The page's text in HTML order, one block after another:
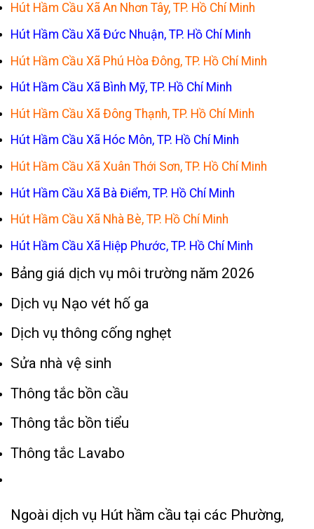
Hút Hầm Cầu Xã An Nhơn Tây, TP. Hồ Chí Minh
Hút Hầm Cầu Xã Đức Nhuận, TP. Hồ Chí Minh
Hút Hầm Cầu Xã Phú Hòa Đông, TP. Hồ Chí Minh
Hút Hầm Cầu Xã Bình Mỹ, TP. Hồ Chí Minh
Hút Hầm Cầu Xã Đông Thạnh, TP. Hồ Chí Minh
Hút Hầm Cầu Xã Hóc Môn, TP. Hồ Chí Minh
Hút Hầm Cầu Xã Xuân Thới Sơn, TP. Hồ Chí Minh
Hút Hầm Cầu Xã Bà Điểm, TP. Hồ Chí Minh
Hút Hầm Cầu Xã Nhà Bè, TP. Hồ Chí Minh
Hút Hầm Cầu Xã Hiệp Phước, TP. Hồ Chí Minh
Bảng giá dịch vụ môi trường năm 2026
Dịch vụ Nạo vét hố ga
Dịch vụ thông cống nghẹt
Sửa nhà vệ sinh
Thông tắc bồn cầu
Thông tắc bồn tiểu
Thông tắc Lavabo
Ngoài dịch vụ Hút hầm cầu tại các Phường,